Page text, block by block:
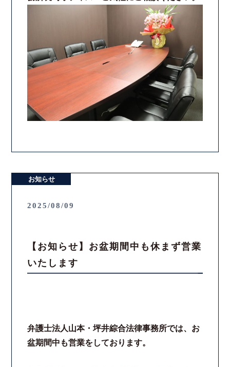
お知らせ
2025/08/09
【お知らせ】お盆期間中も休まず営業
いたします
弁護士法人山本・坪井綜合法律事務所では、お
盆期間中も営業をしております。